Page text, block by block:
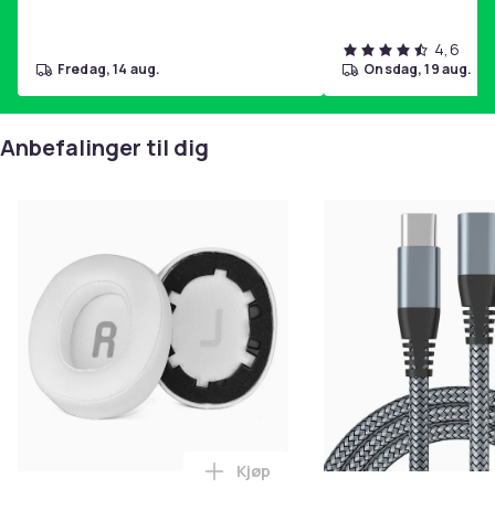
fredag, 14 aug.
4,6
onsdag, 19 aug.
Anbefalinger til dig
Legg Øreputer og pannebånd
Kjøp